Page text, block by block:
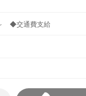
◆交通費支給